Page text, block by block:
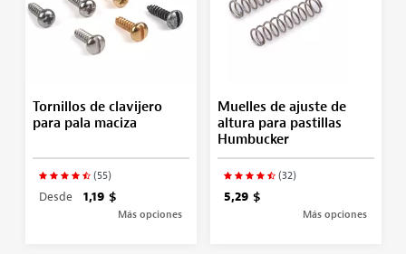
Tornillos de clavijero
para pala maciza
(55)
Desde 1,19 $
Más opciones
Muelles de ajuste de
altura para pastillas
Humbucker
(32)
5,29 $
Más opciones